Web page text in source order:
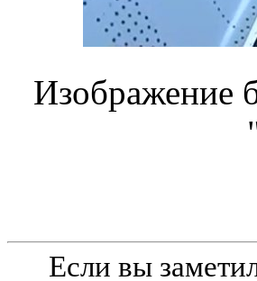
Изображение
Если вы